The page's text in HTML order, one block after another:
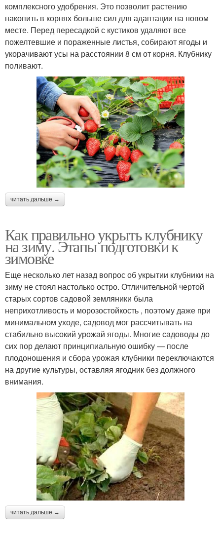
комплексного удобрения. Это позволит растению
накопить в корнях больше сил для адаптации на новом
месте. Перед пересадкой с кустиков удаляют все
пожелтевшие и пораженные листья, собирают ягоды и
укорачивают усы на расстоянии 8 см от корня. Клубнику
поливают.
читать дальше →
Как правильно укрыть клубнику
на зиму. Этапы подготовки к
зимовке
Еще несколько лет назад вопрос об укрытии клубники на
зиму не стоял настолько остро. Отличительной чертой
старых сортов садовой земляники была
неприхотливость и морозостойкость , поэтому даже при
минимальном уходе, садовод мог рассчитывать на
стабильно высокий урожай ягоды. Многие садоводы до
сих пор делают принципиальную ошибку — после
плодоношения и сбора урожая клубники переключаются
на другие культуры, оставляя ягодник без должного
внимания.
читать дальше →